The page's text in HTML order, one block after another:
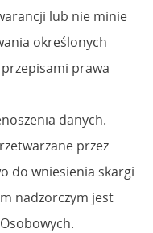
lub nie minie
określonych
prawa
danych.
przez
do wniesienia skargi
nadzorczym jest